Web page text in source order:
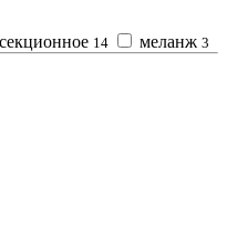
14 меланж 3